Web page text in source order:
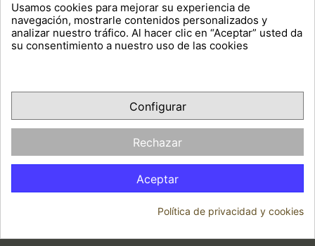
INFO. LEGAL 
FacebookYouTubePinterest
OPINIONES CLIENTES
Usamos cookies para mejorar su experiencia de
navegación, mostrarle contenidos personalizados y
analizar nuestro tráfico. Al hacer clic en “Aceptar” usted da
su consentimiento a nuestro uso de las cookies
Configurar
Rechazar
Aceptar
Política de privacidad y cookies